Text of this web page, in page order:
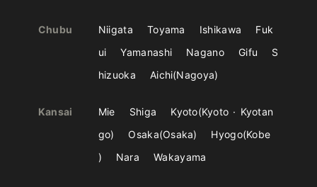
Chubu Niigata Toyama Ishikawa
Fuk
ui
Yamanashi Nagano Gifu
S
hizuoka
Aichi Nagoya
Kansai Mie Shiga Kyoto Kyoto
Kyotan
go
Osaka Osaka Hyogo Kobe
Nara
Wakayama